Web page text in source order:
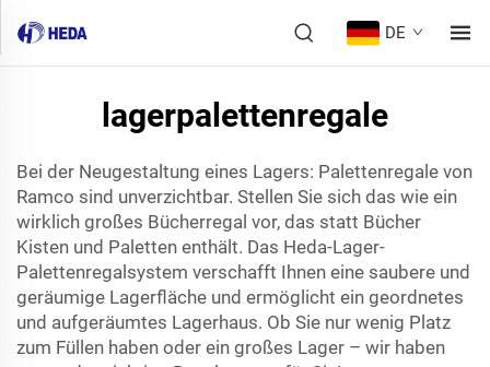
DE
lagerpalettenregale
Bei der Neugestaltung eines Lagers: Palettenregale von
Ramco sind unverzichtbar. Stellen Sie sich das wie ein
wirklich großes Bücherregal vor, das statt Bücher
Kisten und Paletten enthält. Das Heda-Lager-
Palettenregalsystem verschafft Ihnen eine saubere und
geräumige Lagerfläche und ermöglicht ein geordnetes
und aufgeräumtes Lagerhaus. Ob Sie nur wenig Platz
zum Füllen haben oder ein großes Lager – wir haben